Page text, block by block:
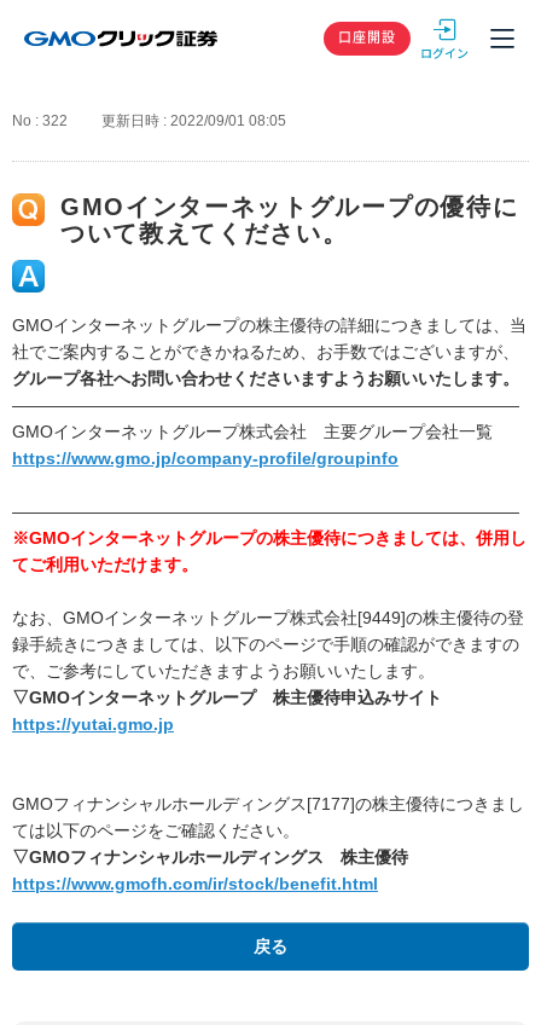
GMOクリック
口座開設
No : 322 更新日時 : 2022/09/01 08:05
GMOインターネットグループの優待に
ついて教えてください。
GMOインターネットグループの株主優待の詳細につきましては、当
社でご案内することができかねるため、お手数ではございますが、
グループ各社へお問い合わせくださいますようお願いいたします。
――――――――――――――――――――――――――――――
GMOインターネットグループ株式会社 主要グループ会社一覧
https://www.gmo.jp/company-profile/groupinfo
――――――――――――――――――――――――――――――
※GMOインターネットグループの株主優待につきましては、併用し
てご利用いただけます。
なお、GMOインターネットグループ株式会社[9449]の株主優待の登
録手続きにつきましては、以下のページで手順の確認ができますの
で、ご参考にしていただきますようお願いいたします。
▽GMOインターネットグループ 株主優待申込みサイト
https://yutai.gmo.jp
GMOフィナンシャルホールディングス[7177]の株主優待につきまし
ては以下のページをご確認ください。
▽GMOフィナンシャルホールディングス 株主優待
https://www.gmofh.com/ir/stock/benefit.html
戻る